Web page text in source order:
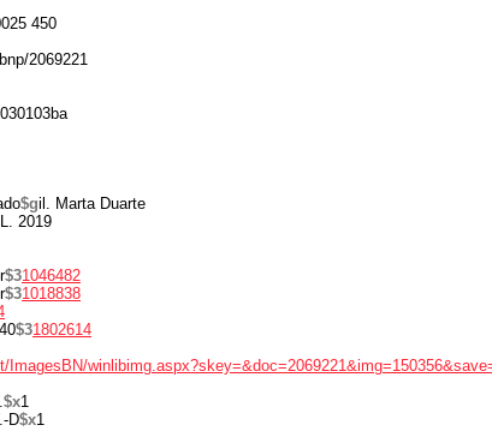
450
2069221
$gil. Marta Duarte
2019
$31046482
$31018838
$31802614
ImagesBN/
$x1
D$x1